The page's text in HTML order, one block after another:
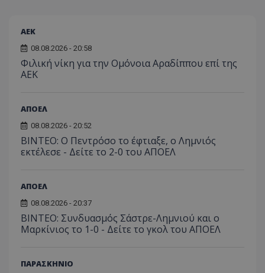
ΑEK
08.08.2026 - 20:58
Φιλική νίκη για την Ομόνοια Αραδίππου επί της
ΑΕΚ
ΑΠΟΕΛ
08.08.2026 - 20:52
ΒΙΝΤΕΟ: Ο Πεντρόσο το έφτιαξε, ο Λημνιός
εκτέλεσε - Δείτε το 2-0 του ΑΠΟΕΛ
ΑΠΟΕΛ
08.08.2026 - 20:37
ΒΙΝΤΕΟ: Συνδυασμός Σάστρε-Λημνιού και ο
Μαρκίνιος το 1-0 - Δείτε το γκολ του ΑΠΟΕΛ
ΠΑΡΑΣΚΗΝΙΟ